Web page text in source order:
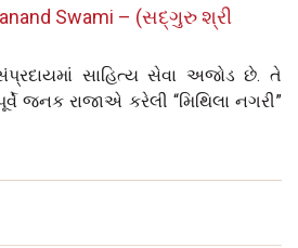
Swami – (સદ્‌ગુરુ શ્રી
સાહિત્ય સેવા અજોડ છે. તે
જનક રાજાએ કરેલી “મિથિલા નગરી”